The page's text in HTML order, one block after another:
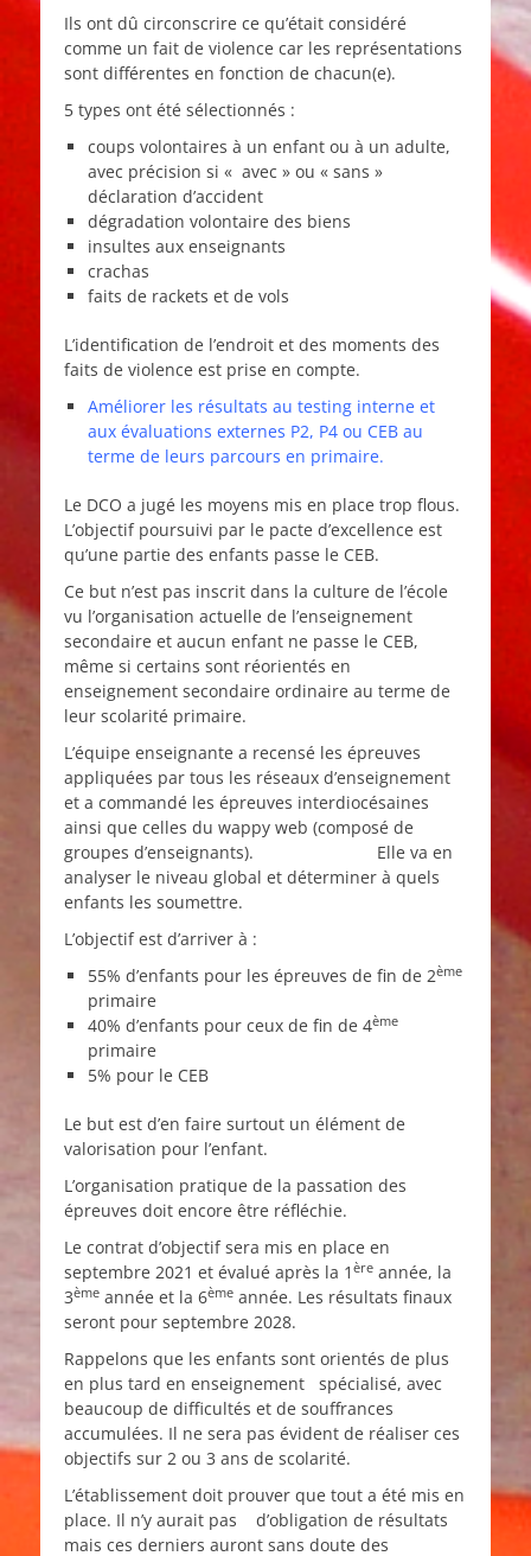
Ils ont dû circonscrire ce qu’était considéré
comme un fait de violence car les représentations
sont différentes en fonction de chacun(e).
5 types ont été sélectionnés :
coups volontaires à un enfant ou à un adulte,
avec précision si « avec » ou « sans »
déclaration d’accident
dégradation volontaire des biens
insultes aux enseignants
crachas
faits de rackets et de vols
L’identification de l’endroit et des moments des
faits de violence est prise en compte.
Améliorer les résultats au testing interne et
aux évaluations externes P2, P4 ou CEB au
terme de leurs parcours en primaire.
Le DCO a jugé les moyens mis en place trop flous.
L’objectif poursuivi par le pacte d’excellence est
qu’une partie des enfants passe le CEB.
Ce but n’est pas inscrit dans la culture de l’école
vu l’organisation actuelle de l’enseignement
secondaire et aucun enfant ne passe le CEB,
même si certains sont réorientés en
enseignement secondaire ordinaire au terme de
leur scolarité primaire.
L’équipe enseignante a recensé les épreuves
appliquées par tous les réseaux d’enseignement
et a commandé les épreuves interdiocésaines
ainsi que celles du wappy web (composé de
groupes d’enseignants). Elle va en
analyser le niveau global et déterminer à quels
enfants les soumettre.
L’objectif est d’arriver à :
55% d’enfants pour les épreuves de fin de 2ème
primaire
40% d’enfants pour ceux de fin de 4ème
primaire
5% pour le CEB
Le but est d’en faire surtout un élément de
valorisation pour l’enfant.
L’organisation pratique de la passation des
épreuves doit encore être réfléchie.
Le contrat d’objectif sera mis en place en
septembre 2021 et évalué après la 1 ère année, la
3ème année et la 6ème année. Les résultats finaux
seront pour septembre 2028.
Rappelons que les enfants sont orientés de plus
en plus tard en enseignement spécialisé, avec
beaucoup de difficultés et de souffrances
accumulées. Il ne sera pas évident de réaliser ces
objectifs sur 2 ou 3 ans de scolarité.
L’établissement doit prouver que tout a été mis en
place. Il n’y aurait pas d’obligation de résultats
mais ces derniers auront sans doute des